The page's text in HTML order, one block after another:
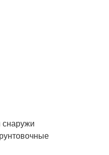
снаружи